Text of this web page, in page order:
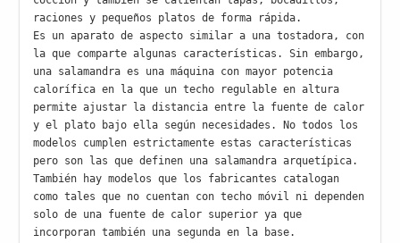
raciones y pequeños platos de forma rápida.
Es un aparato de aspecto similar a una tostadora, con
la que comparte algunas características. Sin embargo,
una salamandra es una máquina con mayor potencia
calorífica en la que un techo regulable en altura
permite ajustar la distancia entre la fuente de calor
y el plato bajo ella según necesidades. No todos los
modelos cumplen estrictamente estas características
pero son las que definen una salamandra arquetípica.
También hay modelos que los fabricantes catalogan
como tales que no cuentan con techo móvil ni dependen
solo de una fuente de calor superior ya que
incorporan también una segunda en la base.